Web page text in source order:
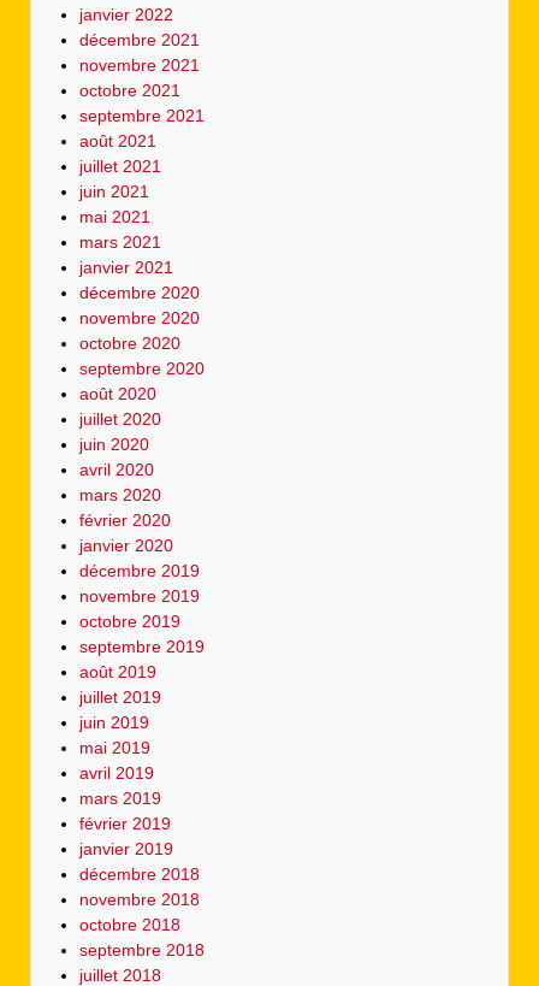
janvier 2022
décembre 2021
novembre 2021
octobre 2021
septembre 2021
août 2021
juillet 2021
juin 2021
mai 2021
mars 2021
janvier 2021
décembre 2020
novembre 2020
octobre 2020
septembre 2020
août 2020
juillet 2020
juin 2020
avril 2020
mars 2020
février 2020
janvier 2020
décembre 2019
novembre 2019
octobre 2019
septembre 2019
août 2019
juillet 2019
juin 2019
mai 2019
avril 2019
mars 2019
février 2019
janvier 2019
décembre 2018
novembre 2018
octobre 2018
septembre 2018
juillet 2018